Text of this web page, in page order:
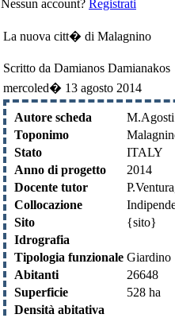
Nessun account? Registrati
La nuova citt� di Malagnino
Scritto da Damianos Damianakos
mercoled� 13 agosto 2014
Autore scheda
M.Agosti
Toponimo
Stato
ITALY
Anno di progetto
2014
Docente tutor
Collocazione
Sito
{sito}
Idrografia
Tipologia funzionale Giardino
Abitanti
26648
Superficie
528 ha
Densità abitativa